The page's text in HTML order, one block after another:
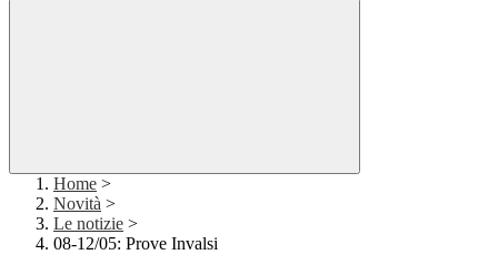
Home >
Novità >
Le notizie >
08-12/05: Prove Invalsi